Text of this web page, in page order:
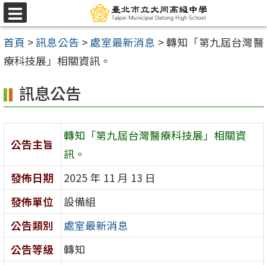
跳
至
主
要
容
區
選
單
首頁 >訊息公告 > 處室最新消息 >轉知「第九屆台灣醫
療科技展」相關資訊。
訊息公告
公告主旨
轉知「第九屆台灣醫療科技展」相關資
訊。
發佈日期
2025 年 11 月 13 日
發佈單位
設備組
公告類別
處室最新消息
公告等級
轉知